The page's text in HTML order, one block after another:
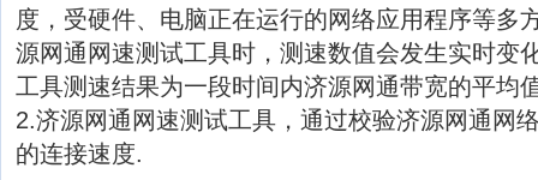
度，受硬件、电脑正在运行的网络应用程序等多
源网通网速测试工具时，测速数值会发生实时变
工具测速结果为一段时间内济源网通带宽的平均
2.济源网通网速测试工具，通过校验济源网通网
的连接速度.